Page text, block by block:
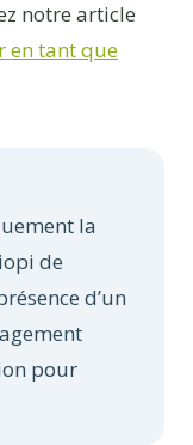
notre article
en tant que
la
de
d’un
pour